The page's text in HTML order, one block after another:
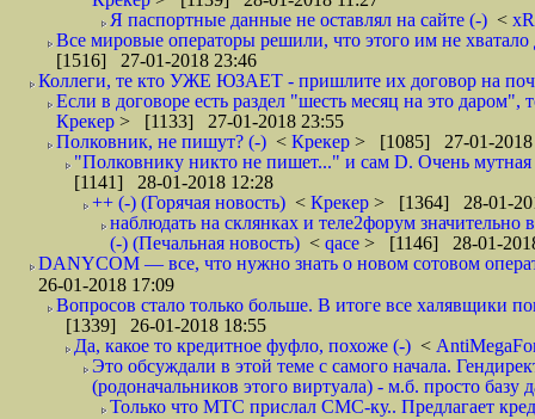
Я паспортные данные не оставлял на сайте (-) <
Все мировые операторы решили, что этого им не
[1516] 27-01-2018 23:46
Коллеги, те кто УЖЕ ЮЗАЕТ - пришлите их договор на
Если в договоре есть раздел "шесть месяц на это даром",
Крекер > [1133] 27-01-2018 23:55
Полковник, не пишут? (-) < Крекер > [1085] 27-01-2018
"Полковнику никто не пишет..." и сам D. Очень
[1141] 28-01-2018 12:28
++ (-) (Горячая новость) < Крекер > [1364] 28-01-
наблюдать на склянках и теле2форум
(-) (Печальная новость) < qace > [1146] 28-01-
DANYCOM — все, что нужно знать о новом сотовом
26-01-2018 17:09
Вопросов стало только больше. В итоге все халявщики
[1339] 26-01-2018 18:55
Да, какое то кредитное фуфло, похоже (-) <
Это обсуждали в этой теме с самого начала.
(родоначальников этого виртуала) - м.б. просто
Только что МТС прислал СМС-ку.. Предлагает